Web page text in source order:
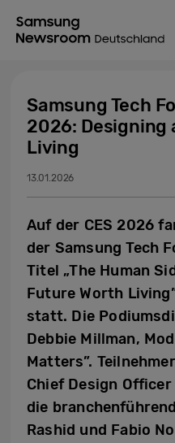
Samsung Tech
2026: Designing
Living
13.01.2026
Auf der CES 2026
der Samsung Tech
Titel „The Human
Future Worth
statt. Die
Debbie Millman,
Matters”.
Chief Design
die
Rashid und Fabio